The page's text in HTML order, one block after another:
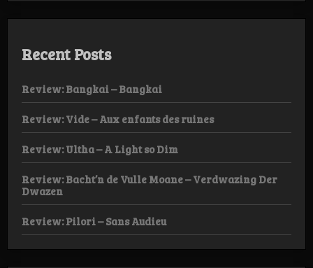
Recent Posts
Review: Bangkai – Bangkai
Review: Vide – Aux enfants des ruines
Review: Ultha – A Light so Dim
Review: Bacht’n de Vulle Moane – Verdwazing Der
Dwazen
Review: Pilori – Sans Audieu